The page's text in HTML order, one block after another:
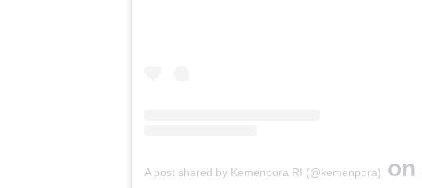
A post shared by Kemenpora RI (@kemenpora) on